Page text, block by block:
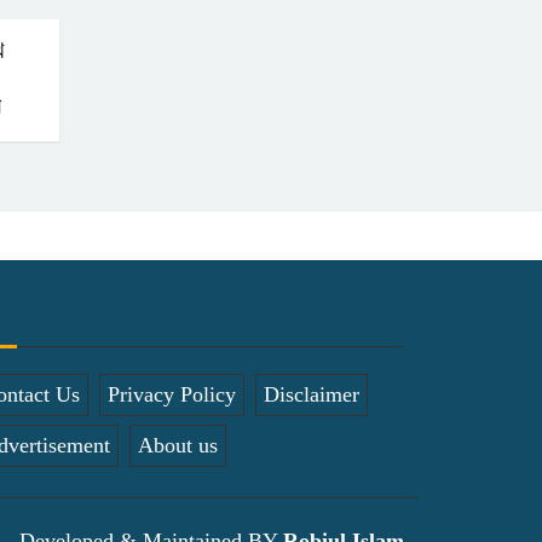
Us Privacy Policy Disclaimer
About us